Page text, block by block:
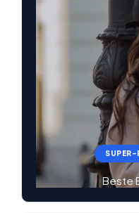
SUPER-
Beste